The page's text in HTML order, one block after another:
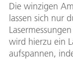
Die winzigen
lassen sich nur
wird hierzu ein
aufspannen,